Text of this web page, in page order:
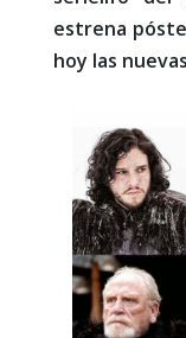
estrena
hoy las